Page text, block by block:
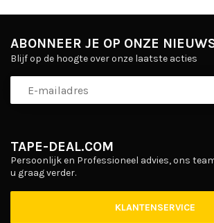
TAPE-DEAL.COM
Persoonlijk en Professioneel advies, ons
u graag verder.
KLANTENSERVICE
ABONNEER JE OP ONZE
Blijf op de hoogte over onze laatste acties